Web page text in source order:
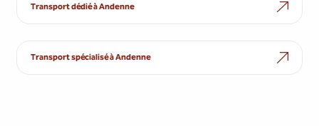
Transport dédié à Andenne
Transport spécialisé à Andenne